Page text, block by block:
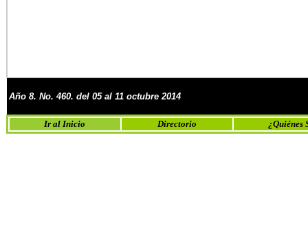
Año 8. No. 460. del 05 al 11 octubre2014
Ir al Inicio Directorio ¿Quiénes